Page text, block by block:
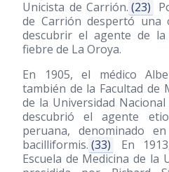
Unicista de Carrión. (23)
de Carrión despertó una
descubrir el agente de
fiebre de La Oroya.
En 1905, el médico
también de la Facultad de
de la Universidad
descubrió el agente
peruana, denominado
bacilliformis. (33)
En
Escuela de Medicina de la